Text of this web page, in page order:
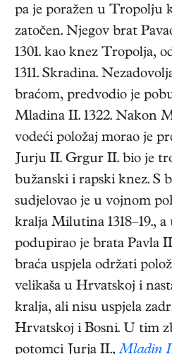
pa je poražen u Tropolju
zatočen. Njegov brat
1301. kao knez Tropolja,
1311. Skradina.
braćom, predvodio je
Mladina II. 1322. Nakon
vodeći položaj morao je
Jurju II. Grgur II. bio je
bužanski i rapski knez. S
sudjelovao je u vojnom
kralja Milutina 1318–19., a
podupirao je brata Pavla
braća uspjela održati
velikaša u Hrvatskoj i
kralja, ali nisu uspjela
Hrvatskoj i Bosni. U tim
potomci Jurja II.,Mladin